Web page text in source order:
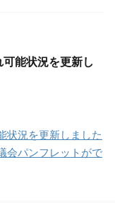
能状況を更新し
状況を更新しました
会パンフレットがで